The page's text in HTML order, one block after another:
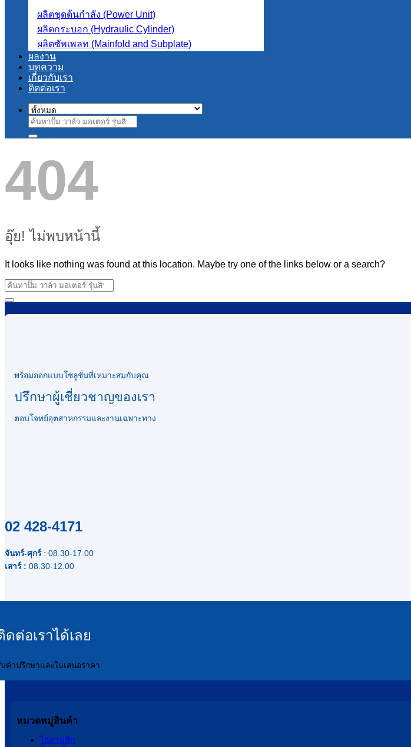
ผลิตชุดต้นกำลัง (Power Unit)
ผลิตกระบอก (Hydraulic Cylinder)
ผลิตซัพเพลท (Mainfold and Subplate)
ผลงาน
บทความ
เกี่ยวกับเรา
ติดต่อเรา
ค้นหา:
404
อุ๊ย! ไม่พบหน้านี้
It looks like nothing was found at this location. Maybe try one of the links below or a search?
พร้อมออกแบบโซลูชั่นที่เหมาะสมกับคุณ
ปรึกษาผู้เชี่ยวชาญของเรา
ตอบโจทย์อุตสาหกรรมและงานเฉพาะทาง
02 428-4171
จันทร์-ศุกร์: 08.30-17.00
เสาร์ : 08.30-12.00
ดต่อเราได้เลย
คำปรึกษาและใบเสนอราคา
หมวดหมู่สินค้า
ไฮดรอลิก